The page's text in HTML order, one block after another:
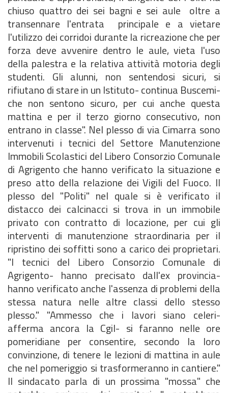
chiuso quattro dei sei bagni e sei aule oltre a
transennare l'entrata principale e a vietare
l'utilizzo dei corridoi durante la ricreazione che per
forza deve avvenire dentro le aule, vieta l'uso
della palestra e la relativa attività motoria degli
studenti. Gli alunni, non sentendosi sicuri, si
rifiutano di stare in un Istituto- continua Buscemi-
che non sentono sicuro, per cui anche questa
mattina e per il terzo giorno consecutivo, non
entrano in classe". Nel plesso di via Cimarra sono
intervenuti i tecnici del Settore Manutenzione
Immobili Scolastici del Libero Consorzio Comunale
di Agrigento che hanno verificato la situazione e
preso atto della relazione dei Vigili del Fuoco. Il
plesso del "Politi" nel quale si è verificato il
distacco dei calcinacci si trova in un immobile
privato con contratto di locazione, per cui gli
interventi di manutenzione straordinaria per il
ripristino dei soffitti sono a carico dei proprietari.
"I tecnici del Libero Consorzio Comunale di
Agrigento- hanno precisato dall'ex provincia-
hanno verificato anche l'assenza di problemi della
stessa natura nelle altre classi dello stesso
plesso." "Ammesso che i lavori siano celeri-
afferma ancora la Cgil- si faranno nelle ore
pomeridiane per consentire, secondo la loro
convinzione, di tenere le lezioni di mattina in aule
che nel pomeriggio si trasformeranno in cantiere."
Il sindacato parla di un prossima "mossa" che